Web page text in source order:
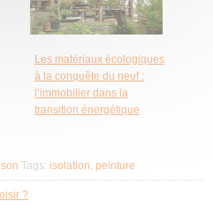
Les matériaux écologiques
à la conquête du neuf :
l’immobilier dans la
transition énergétique
Tags: isolation, peinture
?